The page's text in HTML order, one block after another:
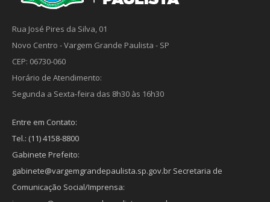
Rua José Pires da Silva, 01
Novo Centro - Vargem Grande Paulista - SP
CEP: 06730-060
Horário de Atendimento:
Segunda a Sexta-feira das 8h30 às 16h30
Entre em Contato:
Tel.: (11) 4158-8800
Gabinete Prefeito:
gabinete@vargemgrandepaulista.sp.gov.br Secretaria de
Comunicação Social/Imprensa: